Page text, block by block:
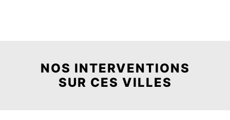
NOS INTERVENTIONS
SUR CES VILLES